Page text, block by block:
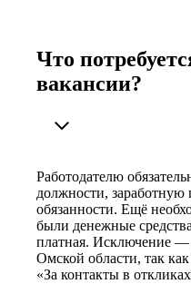
Что
вакансии?
Работодателю
должности, заработную
обязанности. Ещё
были денежные
платная. Исключение —
Омской области, так
«За контакты в